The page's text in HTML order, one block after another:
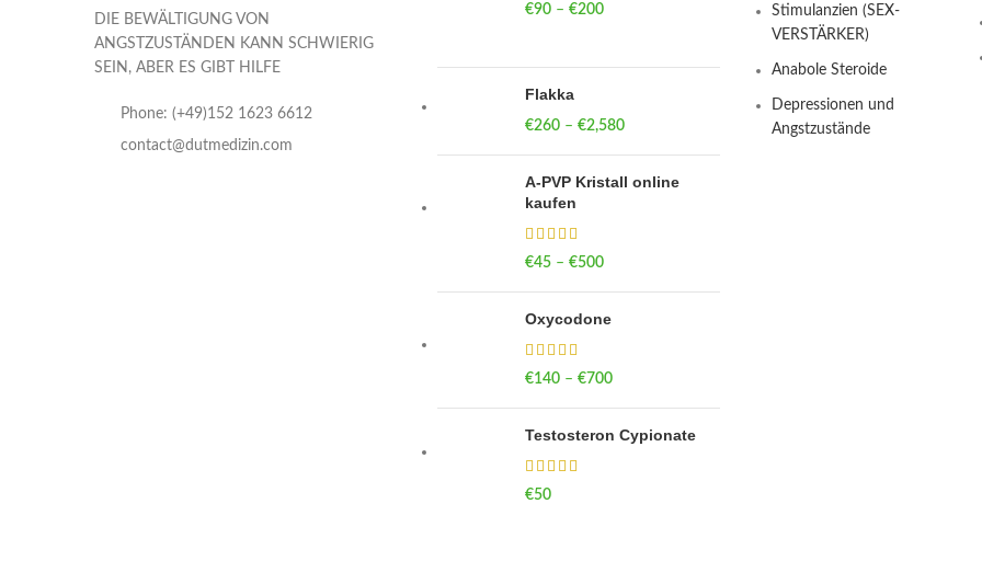
DIE BEWÄLTIGUNG VON
ANGSTZUSTÄNDEN KANN SCHWIERIG
SEIN, ABER ES GIBT HILFE
Phone: (+49)152 1623 6612
contact@dutmedizin.com
€90 – €200Price range: €90
Flakka
€260 – €2,580Price range:
€2,580
A-PVP Kristall online
kaufen
€45 – €500Price range: €45
Oxycodone
€140 – €700Price range: €140
Testosteron Cypionate
€50
Stimulanzien (SEX-
VERSTÄRKER)
Anabole Steroide
Depressionen und
Angstzustände